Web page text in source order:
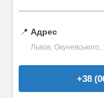
📍 Адрес
Львов,
+38